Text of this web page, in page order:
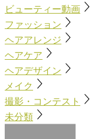
ビューティー動画
ファッション
ヘアアレンジ
ヘアケア
ヘアデザイン
メイク
撮影・コンテスト
未分類